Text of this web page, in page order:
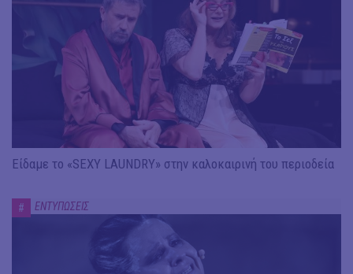
Είδαμε το «SEXY LAUNDRY» στην καλοκαιρινή του περιοδεία
# ΕΝΤΥΠΩΣΕΙΣ